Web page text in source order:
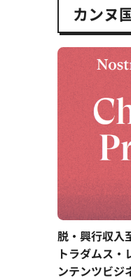
カンヌ
脱・興行収入
トラダムス
ンテンツビジ